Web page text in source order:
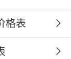
格表